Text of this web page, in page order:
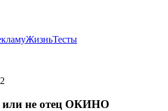
ЖизньТесты
или не отец ОКИНО